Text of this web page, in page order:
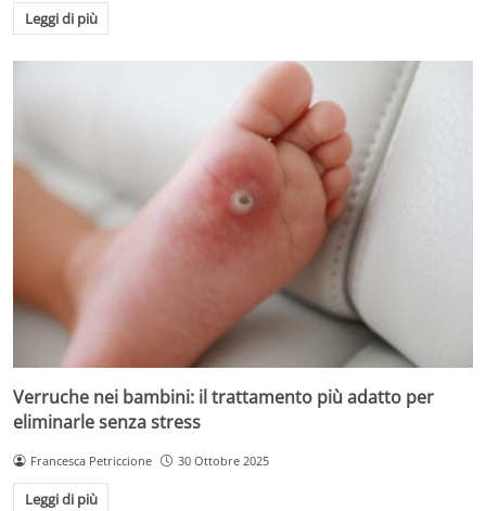
Leggi di più
Verruche nei bambini: il trattamento più adatto per
eliminarle senza stress
Francesca Petriccione 30 Ottobre 2025
Leggi di più